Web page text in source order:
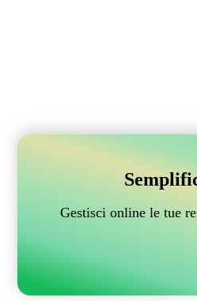
Gestisci online le tue